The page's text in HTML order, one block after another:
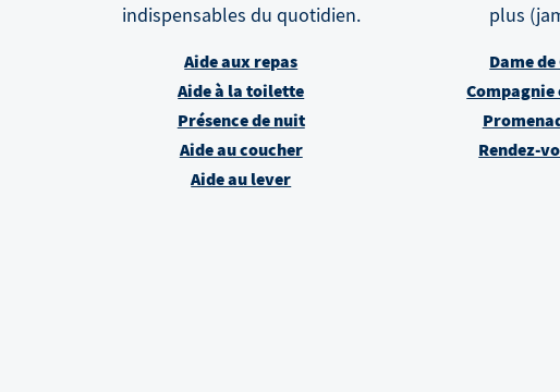
indispensables du quotidien.
Aide aux repas
Aide à la toilette
Présence de nuit
Aide au coucher
Aide au lever
plus
Dame
Rendez-